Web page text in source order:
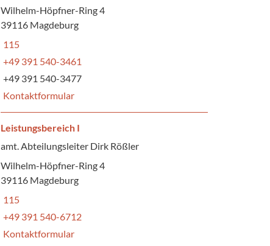
Wilhelm-Höpfner-Ring 4
39116 Magdeburg
115
+49 391 540-3461
+49 391 540-3477
Kontaktformular
Leistungsbereich I
amt. Abteilungsleiter Dirk Rößler
Wilhelm-Höpfner-Ring 4
39116 Magdeburg
115
+49 391 540-6712
Kontaktformular